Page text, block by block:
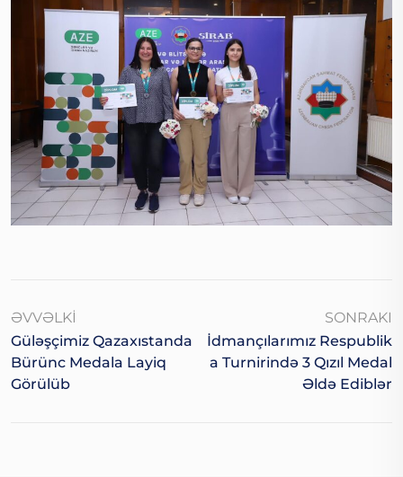
ƏVVƏLKI
Güləşçimiz Qazaxıstanda
Bürünc Medala Layiq
Görülüb
SONRAKI
İdmançılarımız Respublik
A Turnirində 3 Qızıl Medal
Əldə Ediblər